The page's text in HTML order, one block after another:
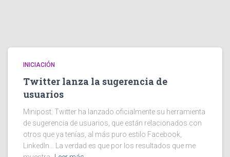
INICIACIÓN
Twitter lanza la sugerencia de
usuarios
Minipost: Twitter ha lanzado oficialmente su herramienta
de sugerencia de usuarios, que están relacionados con
otros que ya tenías, al más puro estilo Facebook,
LinkedIn… La verdad es que por los resultados que me